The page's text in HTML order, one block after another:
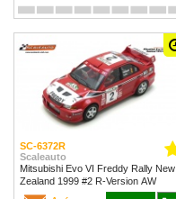
SC-6372R
Scaleauto
Mitsubishi Evo VI Freddy Rally New
Zealand 1999 #2 R-Version AW